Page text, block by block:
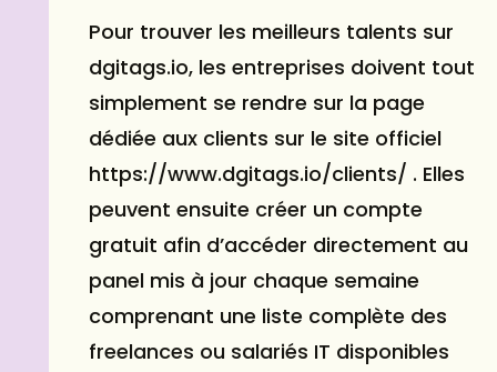
Pour trouver les meilleurs talents sur
dgitags.io, les entreprises doivent tout
simplement se rendre sur la page
dédiée aux clients sur le site officiel
https://www.dgitags.io/clients/ . Elles
peuvent ensuite créer un compte
gratuit afin d’accéder directement au
panel mis à jour chaque semaine
comprenant une liste complète des
freelances ou salariés IT disponibles